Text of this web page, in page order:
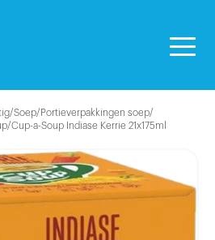
/Soep/Portieverpakkingen soep/
/Cup-a-Soup Indiase Kerrie 21x175ml